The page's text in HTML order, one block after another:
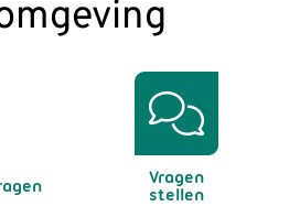
Vragen
stellen